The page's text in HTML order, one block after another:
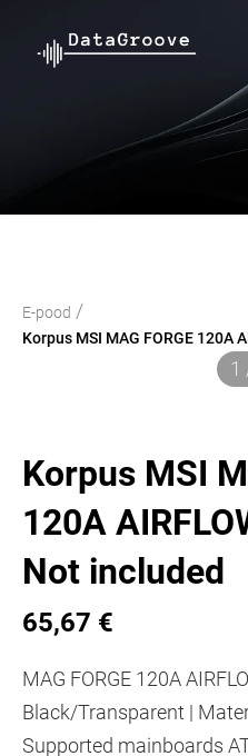
E-pood /
Korpus MSI MAG FORGE 120A
1
Korpus MSI
120A
Not included
65,67 €
MAG FORGE 120A
Black/Transparent |
Supported mainboards